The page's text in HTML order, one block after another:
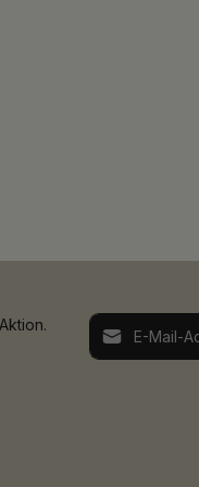
E-Mail-Adresse*